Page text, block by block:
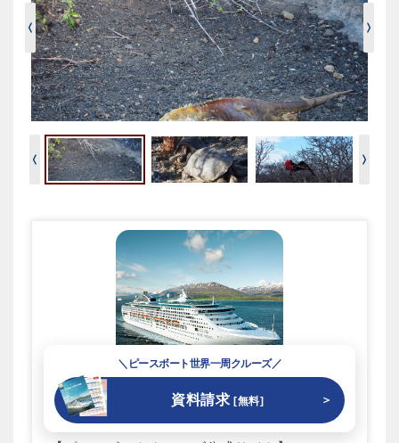
クルーズを探す ＞＞
＼ピースボート世界一周クルーズ／
資料請求 [無料] ＞